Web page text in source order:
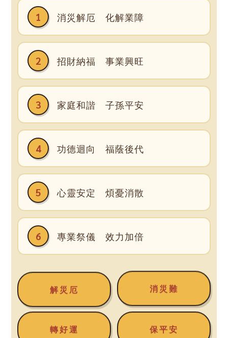
1 消災解厄 化解業障
2 招財納福 事業興旺
3 家庭和諧 子孫平安
4 功德迴向 福蔭後代
5 心靈安定 煩憂消散
6 專業祭儀 效力加倍
解災厄 消災難
轉好運 保平安